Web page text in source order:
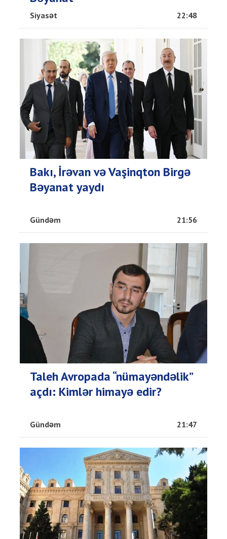
Siyasət 22:48
Bakı, İrəvan və Vaşinqton Birgə
Bəyanat yaydı
Gündəm 21:56
Taleh Avropada “nümayəndəlik”
açdı: Kimlər himayə edir?
Gündəm 21:47